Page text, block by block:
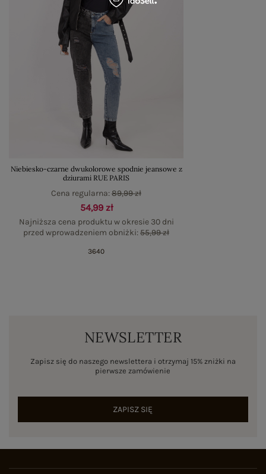
Niebiesko-czarne dwukolorowe spodnie jeansowe z
dziurami RUE PARIS
54,99 zł
Najniższa cena produktu w okresie 30 dni
przed wprowadzeniem obniżki:55,99 zł
Cena regularna:89,99 zł
3640
NEWSLETTER
Zapisz się do naszego newslettera i otrzymaj 15% zniżki na
pierwsze zamówienie
ZAPISZ SIĘ